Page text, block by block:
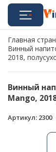
Главная
Винный
2018,
Винный
Mango,
Артикул: 2300